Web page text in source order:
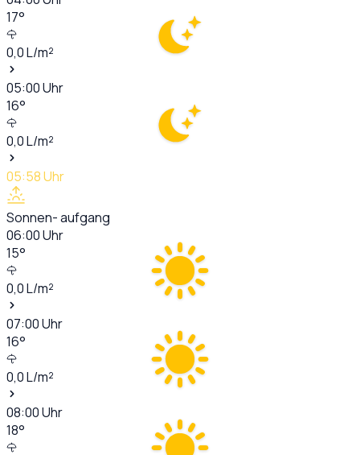
17°
0,0L/m²
05:00Uhr
16°
0,0L/m²
05:58Uhr
Sonnen- aufgang
06:00Uhr
15°
0,0L/m²
07:00Uhr
16°
0,0L/m²
08:00Uhr
18°